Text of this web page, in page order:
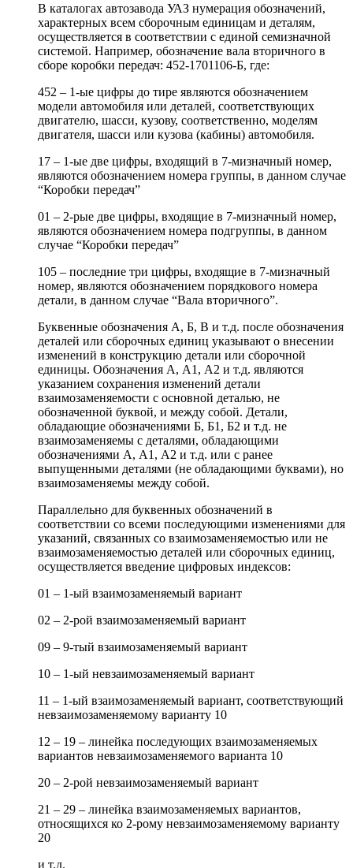
В каталогах автозавода УАЗ нумерация обозначений,
характерных всем сборочным единицам и деталям,
осуществляется в соответствии с единой семизначной
системой. Например, обозначение вала вторичного в
сборе коробки передач: 452-1701106-Б, где:
452 – 1-ые цифры до тире являются обозначением
модели автомобиля или деталей, соответствующих
двигателю, шасси, кузову, соответственно, моделям
двигателя, шасси или кузова (кабины) автомобиля.
17 – 1-ые две цифры, входящий в 7-мизначный номер,
являются обозначением номера группы, в данном случае
“Коробки передач”
01 – 2-рые две цифры, входящие в 7-мизначный номер,
являются обозначением номера подгруппы, в данном
случае “Коробки передач”
105 – последние три цифры, входящие в 7-мизначный
номер, являются обозначением порядкового номера
детали, в данном случае “Вала вторичного”.
Буквенные обозначения А, Б, В и т.д. после обозначения
деталей или сборочных единиц указывают о внесении
изменений в конструкцию детали или сборочной
единицы. Обозначения А, А1, А2 и т.д. являются
указанием сохранения изменений детали
взаимозаменяемости с основной деталью, не
обозначенной буквой, и между собой. Детали,
обладающие обозначениями Б, Б1, Б2 и т.д. не
взаимозаменяемы с деталями, обладающими
обозначениями А, А1, А2 и т.д. или с ранее
выпущенными деталями (не обладающими буквами), но
взаимозаменяемы между собой.
Параллельно для буквенных обозначений в
соответствии со всеми последующими изменениями для
указаний, связанных со взаимозаменяемостью или не
взаимозаменяемостью деталей или сборочных единиц,
осуществляется введение цифровых индексов:
01 – 1-ый взаимозаменяемый вариант
02 – 2-рой взаимозаменяемый вариант
09 – 9-тый взаимозаменяемый вариант
10 – 1-ый невзаимозаменяемый вариант
11 – 1-ый взаимозаменяемый вариант, соответствующий
невзаимозаменяемому варианту 10
12 – 19 – линейка последующих взаимозаменяемых
вариантов невзаимозаменяемого варианта 10
20 – 2-рой невзаимозаменяемый вариант
21 – 29 – линейка взаимозаменяемых вариантов,
относящихся ко 2-рому невзаимозаменяемому варианту
20
и т.д.